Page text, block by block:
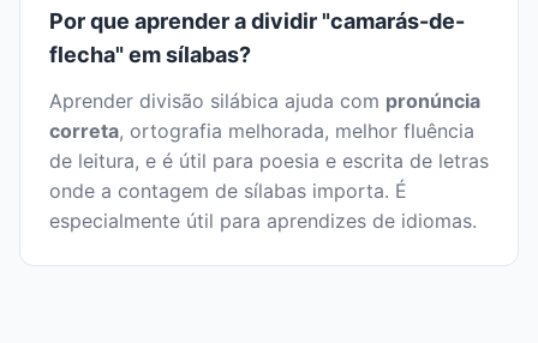
Por que aprender a dividir "camarás-de-
flecha" em sílabas?
Aprender divisão silábica ajuda com pronúncia
correta, ortografia melhorada, melhor fluência
de leitura, e é útil para poesia e escrita de letras
onde a contagem de sílabas importa. É
especialmente útil para aprendizes de idiomas.